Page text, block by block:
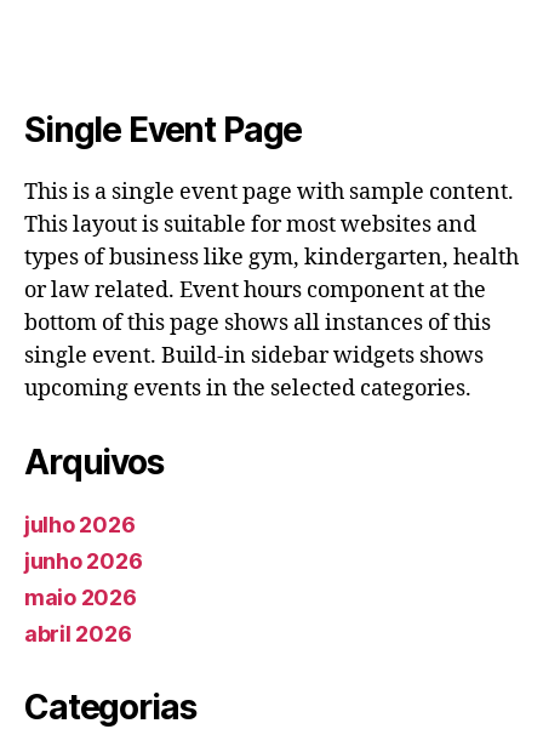
Single Event Page
This is a single event page with sample content.
This layout is suitable for most websites and
types of business like gym, kindergarten, health
or law related. Event hours component at the
bottom of this page shows all instances of this
single event. Build-in sidebar widgets shows
upcoming events in the selected categories.
Arquivos
julho 2026
junho 2026
maio 2026
abril 2026
Categorias